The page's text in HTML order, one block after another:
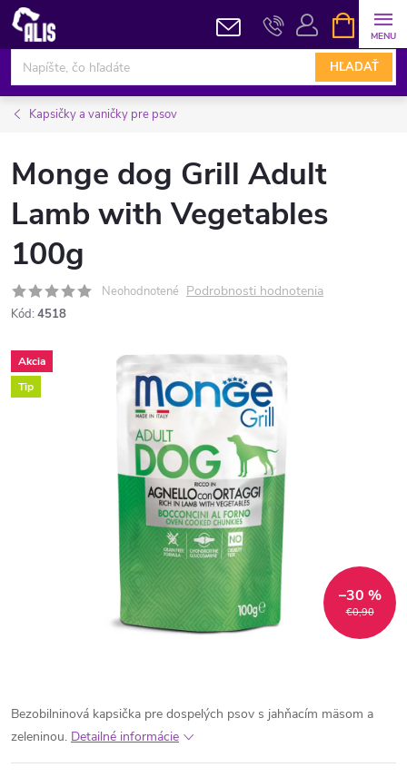
Prejsť
obsah
HĽADAŤ
KOŠÍK
Kapsičky a vaničky pre psov
Monge dog Grill Adult
Lamb with Vegetables
100g
Neohodnotené Podrobnosti hodnotenia
Kód: 4518
Akcia
Tip
€0,90
–30 %
Bezobilninová kapsička pre dospelých psov s jahňacím mäsom a
zeleninou. Detailné informácie